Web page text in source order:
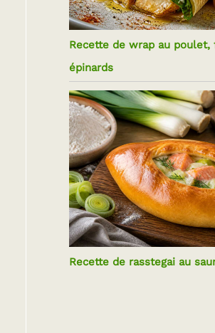
Recette de wrap au poulet,
épinards
Recette de rasstegai au